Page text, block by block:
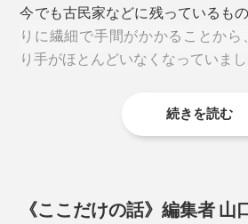
窓ガラスについた霜の結晶
下の写真は、グラスに塗られた「
れかけた状態。皮のようにペリペ
だけがガラス表面に残ります。
今でも古民家などに残っているも
りに繊細で手間がかかることか
り手がほとんどいなくなっていまし
そんな「結霜ガラス」を甦らせた
続きを読む
《ここだけの話》編集者 山